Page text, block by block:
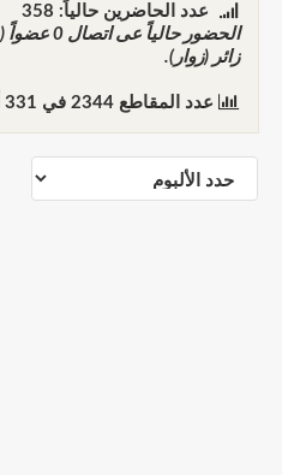
عدد الحاضرين حالياً: 358
الحضور حالياً عى اتصال 0 عضواً (0 في الوضع الخفي) و
زائر (زوار).
عدد المقاطع2344 في 331